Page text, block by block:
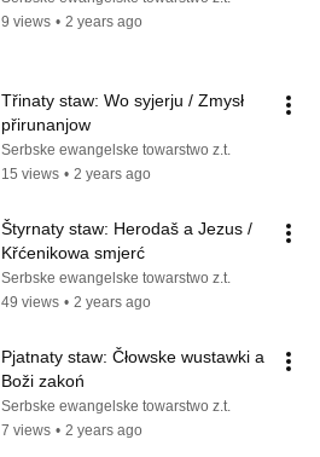
9 views • 2 years ago
Třinaty staw: Wo syjerju / Zmysł
přirunanjow
Serbske ewangelske towarstwo z.t.
15 views • 2 years ago
Štyrnaty staw: Herodaš a Jezus /
Křćenikowa smjerć
Serbske ewangelske towarstwo z.t.
49 views • 2 years ago
Pjatnaty staw: Čłowske wustawki a
Boži zakoń
Serbske ewangelske towarstwo z.t.
7 views • 2 years ago